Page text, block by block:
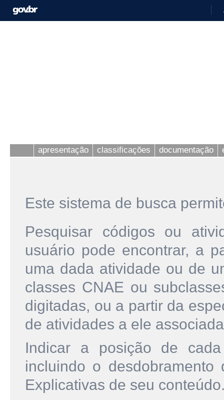
apresentação classificações documentação
Este sistema de busca
Pesquisar códigos ou
usuário pode encontrar, a
uma dada atividade ou de
classes CNAE ou
digitadas, ou a partir da
de atividades a ele
Indicar a posição de
incluindo o
Explicativas de seu